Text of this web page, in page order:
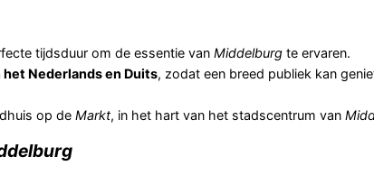
tijdsduur om de essentie van Middelburgte ervaren.
het Nederlands en Duits, zodat een breed publiek kan
op de Markt, in het hart van het stadscentrum van